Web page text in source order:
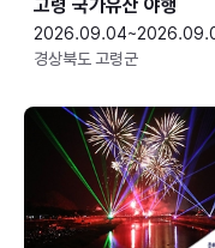
고령 국가유산 야행
경상북도 고령군